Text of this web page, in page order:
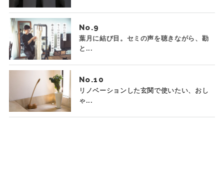
No.
葉月に結び目。セミの声を聴きながら、勘
と...
No.
リノベーションした玄関で使いたい、おし
ゃ...